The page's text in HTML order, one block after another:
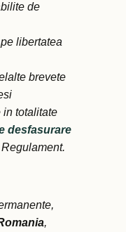
de
libertatea
brevete
in totalitate
desfasurare
,